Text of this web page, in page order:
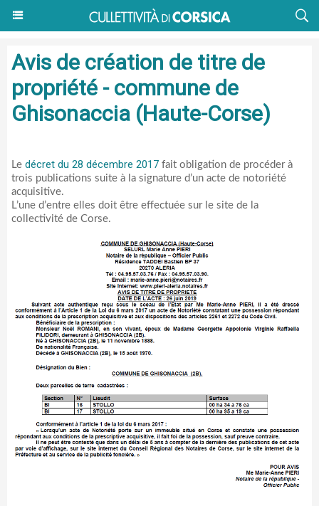
Avis de création de titre de
propriété - commune de
Ghisonaccia (Haute-Corse)
Le décret du 28 décembre 2017 fait obligation de procéder à
trois publications suite à la signature d’un acte de notoriété
acquisitive.
L’une d’entre elles doit être effectuée sur le site de la
collectivité de Corse.